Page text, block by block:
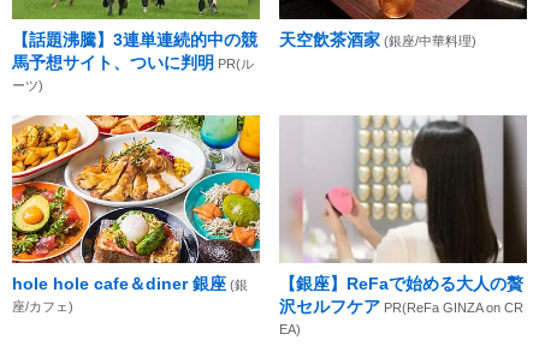
【話題沸騰】3連単連続的中の競
馬予想サイト、ついに判明 PR(ル
ーツ)
天空飲茶酒家 (銀座/中華料理)
hole hole cafe＆diner 銀座 (銀
座/カフェ)
【銀座】ReFaで始める大人の贅
沢セルフケア PR(ReFa GINZA on CR
EA)